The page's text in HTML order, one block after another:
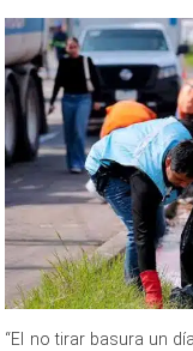
“El no tirar basura un